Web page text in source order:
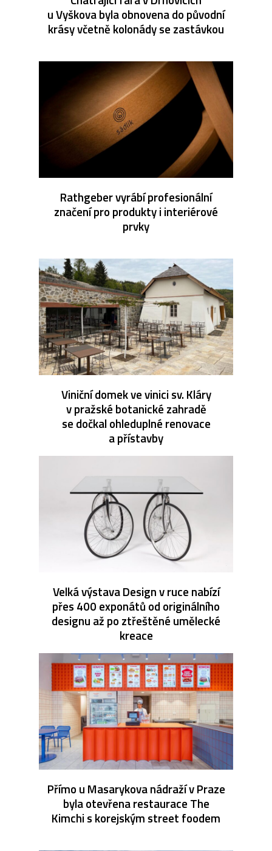
u Vyškova byla obnovena do původní
krásy včetně kolonády se zastávkou
Rathgeber vyrábí profesionální
značení pro produkty i interiérové
prvky
Viniční domek ve vinici sv. Kláry
v pražské botanické zahradě
se dočkal ohleduplné renovace
a přístavby
Velká výstava Design v ruce nabízí
přes 400 exponátů od originálního
designu až po ztřeštěné umělecké
kreace
Přímo u Masarykova nádraží v Praze
byla otevřena restaurace The
Kimchi s korejským street foodem